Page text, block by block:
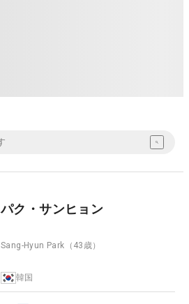
パク・サンヒョン
Sang-Hyun Park （43歳）
韓国